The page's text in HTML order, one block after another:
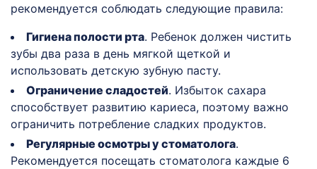
рекомендуется соблюдать следующие правила:
Гигиена полости рта. Ребенок должен чистить
зубы два раза в день мягкой щеткой и
использовать детскую зубную пасту.
Ограничение сладостей. Избыток сахара
способствует развитию кариеса, поэтому важно
ограничить потребление сладких продуктов.
Регулярные осмотры у стоматолога.
Рекомендуется посещать стоматолога каждые 6